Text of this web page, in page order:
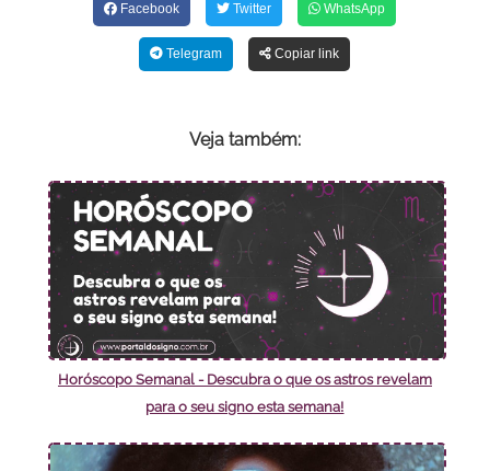
Facebook Twitter WhatsApp
Telegram Copiar link
Veja também:
Horóscopo Semanal - Descubra o que os astros revelam
para o seu signo esta semana!